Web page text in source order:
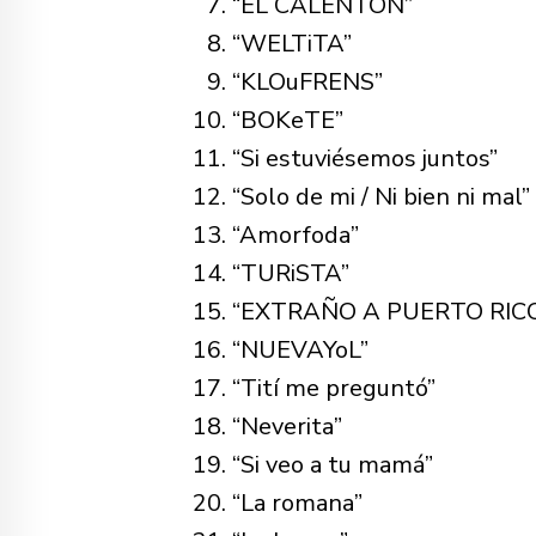
“WELTiTA”
“KLOuFRENS”
“BOKeTE”
“Si estuviésemos juntos”
“Solo de mi / Ni bien ni mal”
“Amorfoda”
“TURiSTA”
“EXTRAÑO A PUERTO
“NUEVAYoL”
“Tití me preguntó”
“Neverita”
“Si veo a tu mamá”
“La romana”